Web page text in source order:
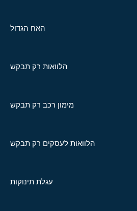
האח הגדול
הלוואות רק תבקש
מימון רכב רק תבקש
הלוואות לעסקים רק תבקש
עגלת תינוקות